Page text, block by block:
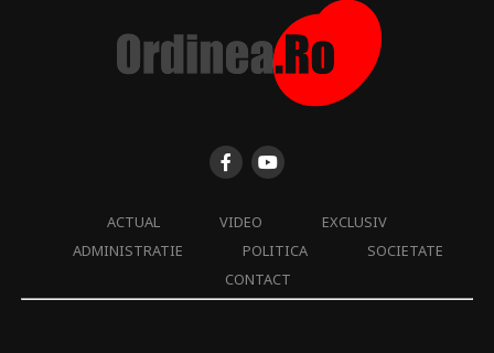
ACTUAL VIDEO
EXCLUSIV
ADMINISTRATIE
POLITICA
SOCIETATE
CONTACT